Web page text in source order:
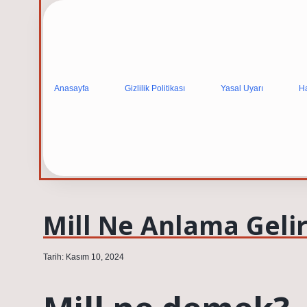
Anasayfa Gizlilik Politikası Yasal Uyarı
Mill Ne Anlama Gelir
Tarih: Kasım 10, 2024